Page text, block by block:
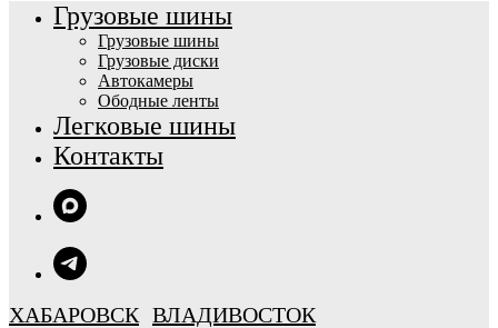
Грузовые шины
Грузовые шины
Грузовые диски
Автокамеры
Ободные ленты
Легковые шины
Контакты
ХАБАРОВСК ВЛАДИВОСТОК